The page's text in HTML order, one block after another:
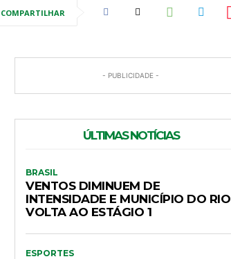
COMPARTILHAR
- PUBLICIDADE -
ÚLTIMAS NOTÍCIAS
BRASIL
VENTOS DIMINUEM DE
INTENSIDADE E MUNICÍPIO DO RIO
VOLTA AO ESTÁGIO 1
ESPORTES